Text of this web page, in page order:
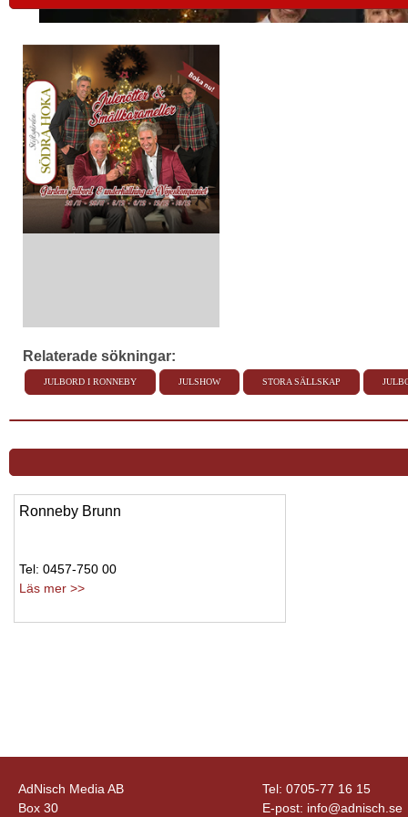
Relaterade sökningar:
JULBORD I RONNEBY JULSHOW STORA SÄLLSKAP
Ronneby Brunn
Tel: 0457-750 00
Läs mer >>
AdNisch Media AB
Box 30
Tel: 0705-77 16 15
E-post: info@adnisch.se